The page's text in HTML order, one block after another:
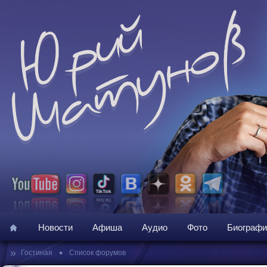
Новости Афиша Аудио Фото
» Гостиная • Список форумов